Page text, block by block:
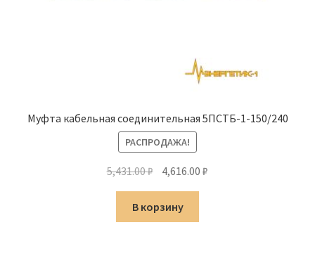
Муфта кабельная соединительная 5ПСТБ-1-150/240
РАСПРОДАЖА!
5,431.00₽ Первоначальная
составляла
5,431.00 ₽.
4,616.00₽
В корзину